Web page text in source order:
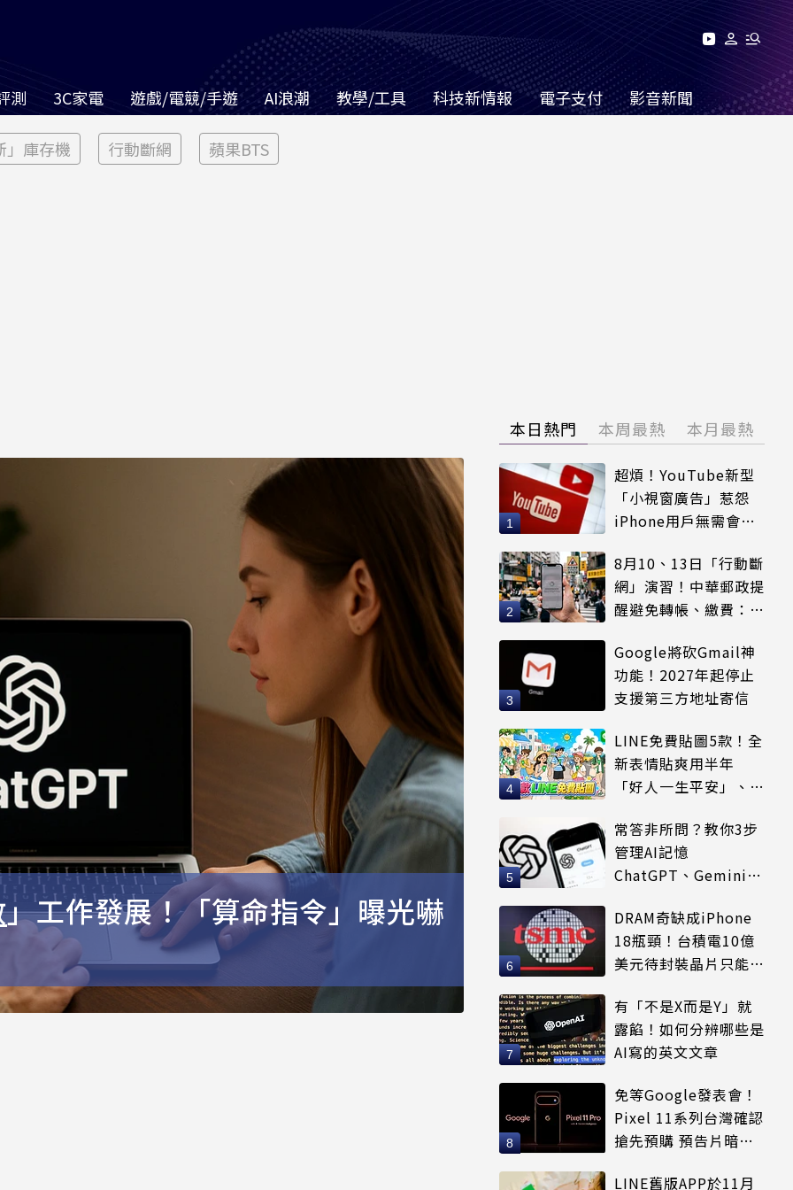
測 3C家電 遊戲/電競/手遊 AI浪潮 教學/工具 科技新情報 電子支付 影音新聞
」庫存機 行動斷網 蘋果BTS
」工作發展！「算命指令」曝光嚇
本日熱門 本周最熱 本月最熱
超煩！YouTube新型
「小視窗廣告」惹怨
iPhone用戶無需會員
8月10、13日「行動斷
網」演習！中華郵政提
醒避免轉帳、繳費：務
Google將砍Gmail神
功能！2027年起停止
支援第三方地址寄信
LINE免費貼圖5款！全
新表情貼爽用半年
「好人一生平安」、
常答非所問？教你3步
管理AI記憶
ChatGPT、Gemini都
DRAM奇缺成iPhone
18瓶頸！台積電10億
美元待封裝晶片只能枯
有「不是X而是Y」就
露餡！如何分辨哪些是
AI寫的英文文章
免等Google發表會！
Pixel 11系列台灣確認
搶先預購 預告片暗示
LINE舊版APP於11月